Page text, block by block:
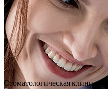
Стоматологическая клиника